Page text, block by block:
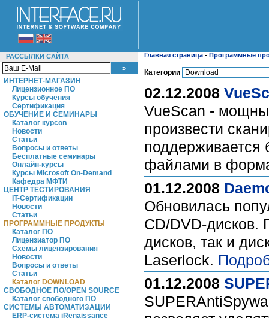
РАССЫЛКИ САЙТА
ИНТЕРНЕТ-МАГАЗИН
Лицензионное ПО
Курсы обучения
Сертификация
ОБУЧЕНИЕ И СЕМИНАРЫ
Каталог курсов
Новости
Статьи
Вопросы и ответы
Бесплатные семинары
Онлайн-курсы
Курсы Microsoft On-Demand
Кафедра МФТИ
ЦЕНТР ТЕСТИРОВАНИЯ
IT-Сертификации
Новости
Статьи
ПРОГРАММНЫЕ ПРОДУКТЫ
Каталог ПО
Лицензиатор ПО
Схемы лицензирования
Новости
Вопросы и ответы
Статьи
Каталог DOWNLOAD
СВОБОДНОЕ ПО/OPEN SOURCE
Каталог свободного ПО
СИСТЕМЫ АВТОМАТИЗАЦИИ
ERP-система iRenaissance
Главная страница - Программные
Категории
02.12.2008
VueScan -
произвести
поддерживается
файлами в
01.12.2008
Обновилась
CD/DVD-дисков.
дисков, так и
Laserlock.
01.12.2008